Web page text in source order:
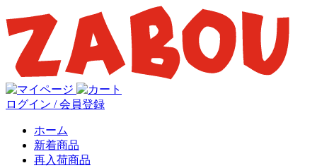
ログイン / 会員登録
ホーム
新着商品
再入荷商品